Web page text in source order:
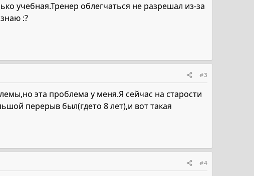
учебная.Тренер облегчаться не разрешал из-за
:?
#3
эта проблема у меня.Я сейчас на старости
перерыв был(гдето 8 лет),и вот такая
#4